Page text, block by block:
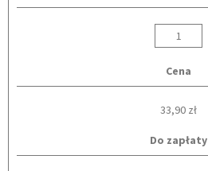
Cena
33,90 zł
Do zapłaty